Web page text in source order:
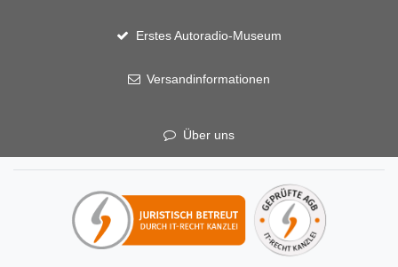
Erstes Autoradio-Museum
Versandinformationen
Über uns